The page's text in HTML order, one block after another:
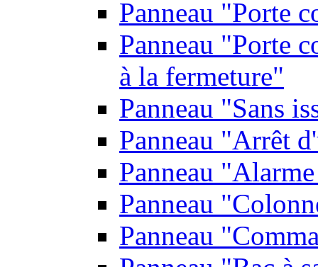
Panneau "Porte
Panneau "Porte
à la fermeture"
Panneau "Sans
Panneau "Arrêt
Panneau
Panneau
Panneau